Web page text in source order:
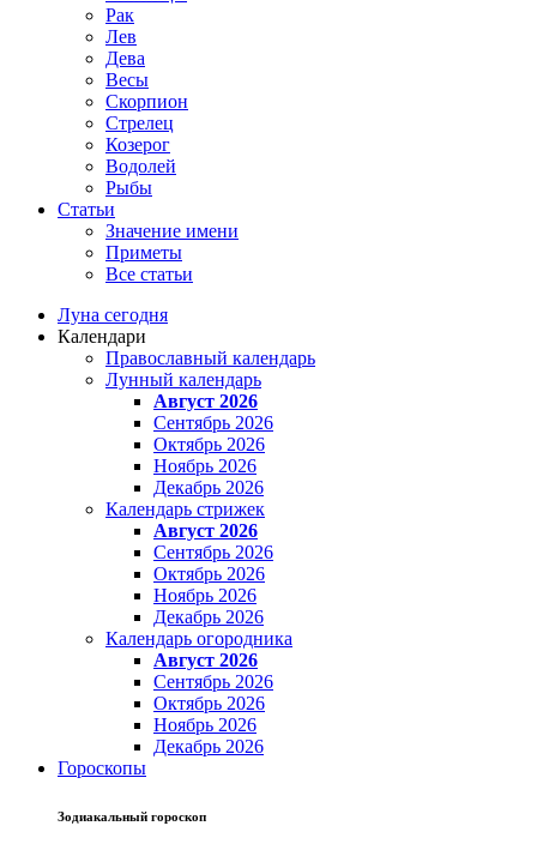
Рак
Лев
Дева
Весы
Скорпион
Стрелец
Козерог
Водолей
Рыбы
Статьи
Значение имени
Приметы
Все статьи
Луна сегодня
Календари
Православный календарь
Лунный календарь
Август 2026
Сентябрь 2026
Октябрь 2026
Ноябрь 2026
Декабрь 2026
Календарь стрижек
Август 2026
Сентябрь 2026
Октябрь 2026
Ноябрь 2026
Декабрь 2026
Календарь огородника
Август 2026
Сентябрь 2026
Октябрь 2026
Ноябрь 2026
Декабрь 2026
Гороскопы
Зодиакальный гороскоп